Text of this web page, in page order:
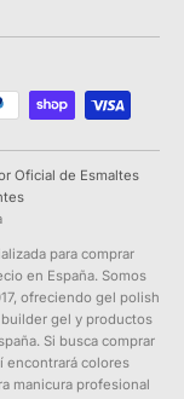
Oficial de Esmaltes
para comprar
en España. Somos
ofreciendo gel polish
gel y productos
Si busca comprar
encontrará colores
manicura profesional